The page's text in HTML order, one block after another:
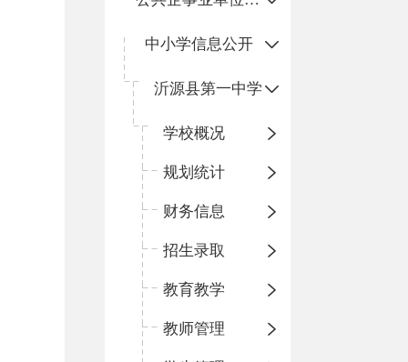
中小学信息公开
沂源县第一中学
学校概况
规划统计
财务信息
招生录取
教育教学
教师管理